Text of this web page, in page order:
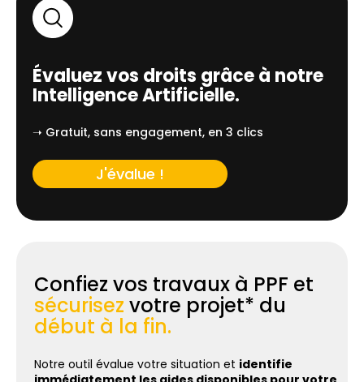
Évaluez vos droits grâce à notre
Intelligence Artificielle.
➝ Gratuit, sans engagement, en 3 clics
J'évalue !
Confiez vos travaux à PPF et
sécurisez votre projet* du
début à la fin.
Notre outil évalue votre situation et identifie